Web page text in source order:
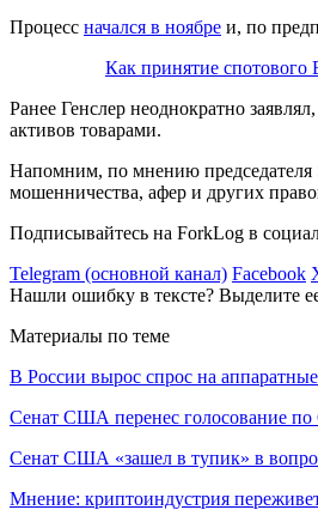
Процесс начался в ноябре и, по
Как принятие спотового
Ранее Генслер неоднократно
активов товарами.
Напомним, по мнению председателя
мошенничества, афер и других
Подписывайтесь на ForkLog в
Telegram (основной канал) Facebook
Нашли ошибку в тексте? Выделите
Материалы по теме
В России вырос спрос на
Сенат США перенес голосование
Сенат США «зашел в тупик» в
Мнение: криптоиндустрия